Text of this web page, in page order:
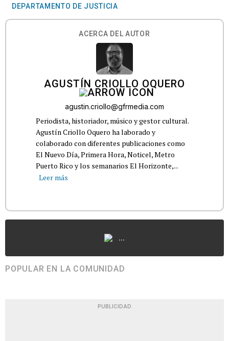
DEPARTAMENTO DE JUSTICIA
ACERCA DEL AUTOR
AGUSTÍN CRIOLLO OQUERO
agustin.criollo@gfrmedia.com
Periodista, historiador, músico y gestor cultural.
Agustín Criollo Oquero ha laborado y
colaborado con diferentes publicaciones como
El Nuevo Día, Primera Hora, Noticel, Metro
Puerto Rico y los semanarios El Horizonte,...
Leer más
...
POPULAR EN LA COMUNIDAD
PUBLICIDAD